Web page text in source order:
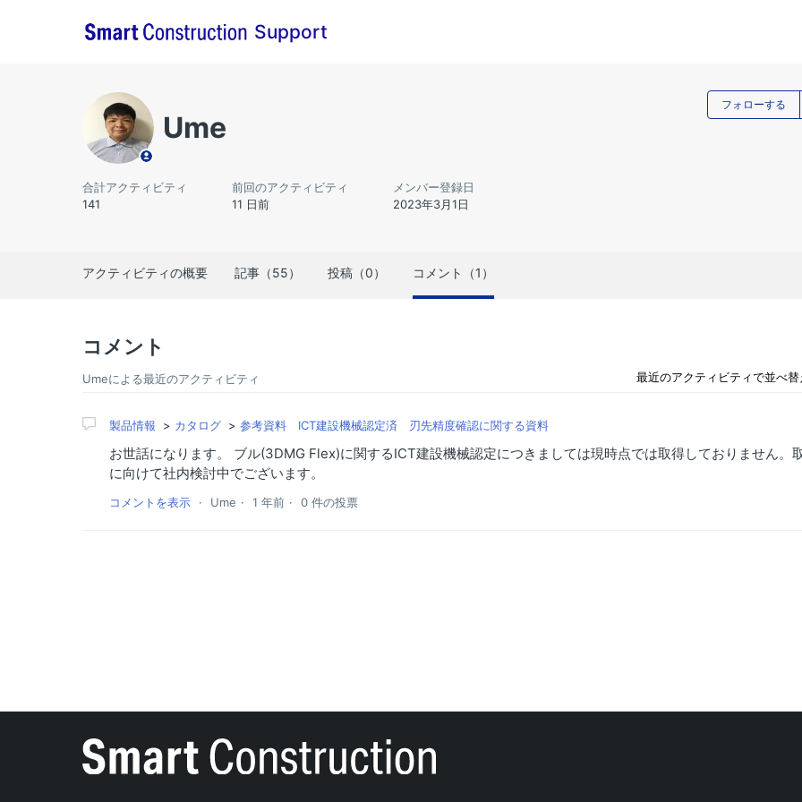
Support
Ume
フォローする
合計アクティビティ
141
前回のアクティビティ
11 日前
メンバー登録日
2023年3月1日
アクティビティの概要 記事（55） 投稿（0） コメント（1）
コメント
Umeによる最近のアクティビティ 最近のアクティビティで並べ
製品情報 カタログ 参考資料 ICT建設機械認定済 刃先精度確認に関する資料
お世話になります。 ブル(3DMG Flex)に関するICT建設機械認定につきましては現時点では取得しておりません。
に向けて社内検討中でございます。
コメントを表示 Ume 1 年前 0 件の投票